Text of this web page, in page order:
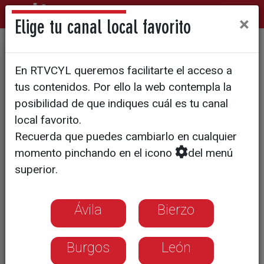
Seguir enseñando después
de la jubilación
Elige tu canal local favorito ×
En RTVCYL queremos facilitarte el acceso a
tus contenidos. Por ello la web contempla la
posibilidad de que indiques cuál es tu canal
local favorito.
Recuerda que puedes cambiarlo en cualquier
momento pinchando en el icono
del menú
superior.
Ávila Bierzo
Burgos León